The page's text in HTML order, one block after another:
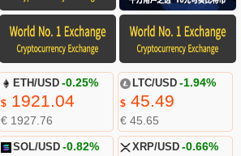
ETH/USD -0.25%
$ 1921.04
€ 1927.76
LTC/USD -1.94%
$45.49
€ 45.65
SOL/USD -0.82% XRP/USD -0.66%